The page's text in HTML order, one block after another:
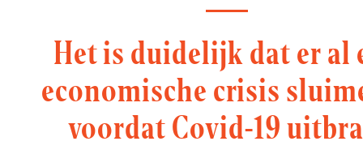
Het is duidelijk dat er al
economische crisis
voordat Covid-19